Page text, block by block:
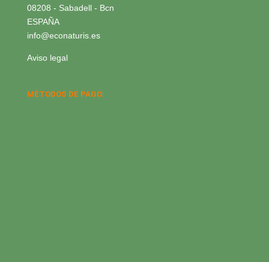
08208 - Sabadell - Bcn
ESPAÑA
info@econaturis.es
Aviso legal
MÉTODOS DE PAGO: